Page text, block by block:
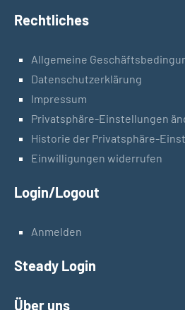
Rechtliches
Allgemeine
Datenschutzerklärung
Impressum
Privatsphäre-Einstellungen
Historie der Privatsphäre-
Einwilligungen widerrufen
Login/Logout
Anmelden
Steady Login
Über uns